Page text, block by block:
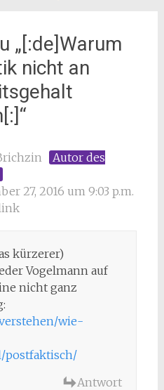
„[:de]Warum
nicht an
“
Autor des
27, 2016 um 9:03 p.m.
kürzerer)
Vogelmann auf
nicht ganz
wie-
postfaktisch/
Antwort